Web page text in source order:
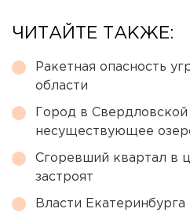
ЧИТАЙТЕ ТАКЖЕ:
Ракетная опасность
области
Город в
несуществующее
Сгоревший квартал в
застроят
Власти